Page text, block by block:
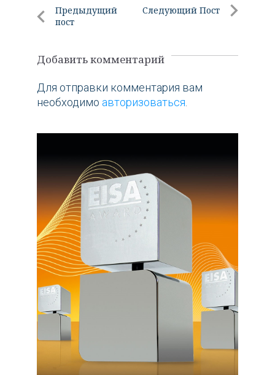
Навигация
по
Предыдущий
пост
Следующий Пост
Добавить комментарий
Для отправки комментария вам
необходимо авторизоваться